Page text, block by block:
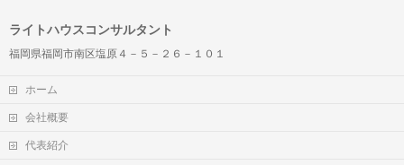
ライトハウスコンサルタント
福岡県福岡市南区塩原４－５－２６－１０１
ホーム
会社概要
代表紹介